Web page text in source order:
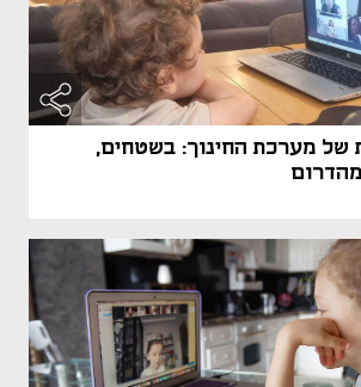
של מערכת החינוך: בשטחים,